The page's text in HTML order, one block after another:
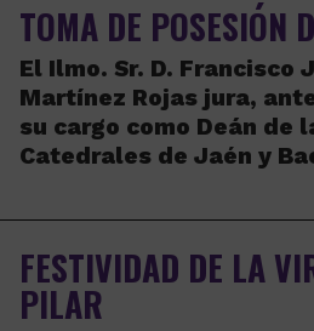
TOMA DE POSESIÓN
El Ilmo. Sr. D. Francisco
Martínez Rojas jura,
su cargo como Deán de
Catedrales de Jaén y
FESTIVIDAD DE LA
PILAR